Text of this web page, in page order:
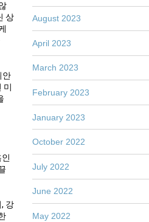
상
안
미
강
August 2023
April 2023
March 2023
February 2023
January 2023
October 2022
July 2022
June 2022
May 2022